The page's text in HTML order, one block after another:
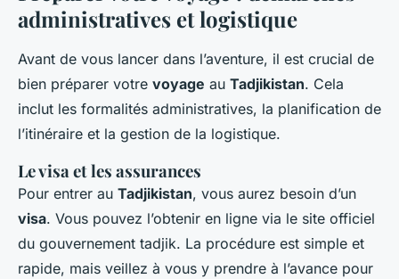
administratives et logistique
Avant de vous lancer dans l’aventure, il est crucial de
bien préparer votre voyage au Tadjikistan. Cela
inclut les formalités administratives, la planification de
l’itinéraire et la gestion de la logistique.
Le visa et les assurances
Pour entrer au Tadjikistan, vous aurez besoin d’un
visa. Vous pouvez l’obtenir en ligne via le site officiel
du gouvernement tadjik. La procédure est simple et
rapide, mais veillez à vous y prendre à l’avance pour